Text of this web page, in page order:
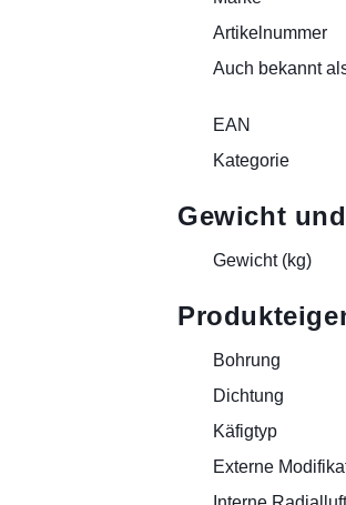
Artikelnummer
Auch bekannt
EAN
Kategorie
Gewicht
Gewicht (kg)
Bohrung
Dichtung
Käfigtyp
Externe